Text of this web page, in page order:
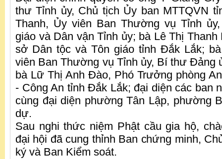
thư Tỉnh ủy, Chủ tịch Ủy ban MTTQVN
Thanh, Ủy viên Ban Thường vụ Tỉnh
giáo và Dân vận Tỉnh ủy; bà Lê Thị
sở Dân tộc và Tôn giáo tỉnh Đắk Lắk;
viên Ban Thường vụ Tỉnh ủy, Bí thư Đảng
bà Lữ Thị Anh Đào, Phó Trưởng phòng
- Công An tỉnh Đắk Lắk; đại diện các ban
cùng đại diện phường Tân Lập, phường
dự.
Sau nghi thức niệm Phật cầu gia hộ,
đại hội đã cung thỉnh Ban chứng minh,
ký và Ban Kiểm soát.